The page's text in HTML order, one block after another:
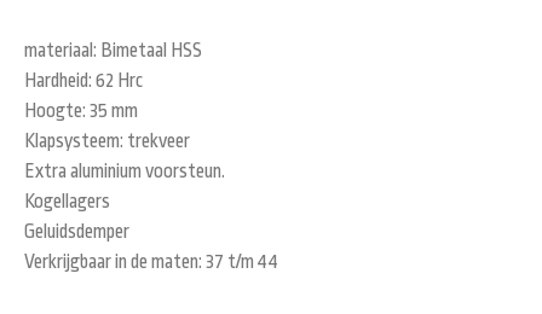
materiaal: Bimetaal HSS
Hardheid: 62 Hrc
Hoogte: 35 mm
Klapsysteem: trekveer
Extra aluminium voorsteun.
Kogellagers
Geluidsdemper
Verkrijgbaar in de maten: 37 t/m 44